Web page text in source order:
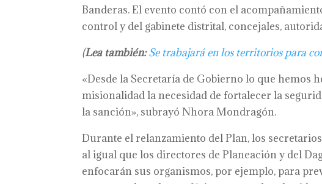
Banderas. El evento contó con el
control y del gabinete distrital, concejales,
(Lea también: Se trabajará en los territorios para
«Desde la Secretaría de Gobierno lo que hemos
misionalidad la necesidad de fortalecer la
la sanción», subrayó Nhora Mondragón.
Durante el relanzamiento del Plan, los
al igual que los directores de Planeación y del
enfocarán sus organismos, por ejemplo, para